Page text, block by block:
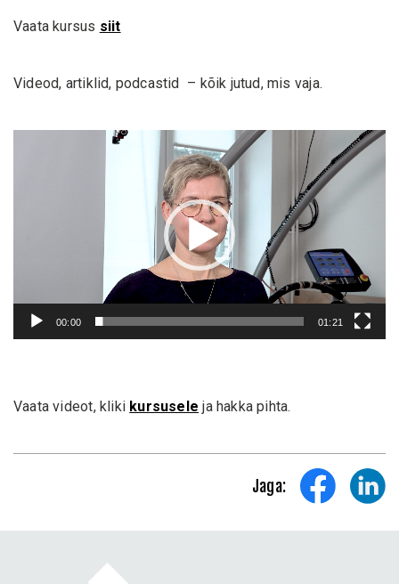
Vaata kursus siit
Videod, artiklid, podcastid – kõik jutud, mis vaja.
00:00 01:21
Vaata videot, kliki kursusele ja hakka pihta.
Jaga: